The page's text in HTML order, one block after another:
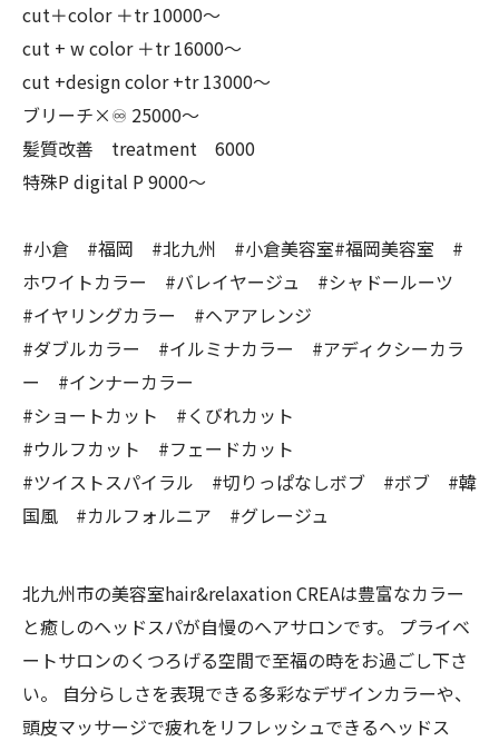
cut＋color ＋tr 10000〜
cut + w color ＋tr 16000〜
cut +design color +tr 13000〜
ブリーチ×♾ 25000〜
髪質改善 treatment 6000
特殊P digital P 9000〜
#小倉 #福岡 #北九州 #小倉美容室#福岡美容室 #
ホワイトカラー #バレイヤージュ #シャドールーツ
#イヤリングカラー #ヘアアレンジ
#ダブルカラー #イルミナカラー #アディクシーカラ
ー #インナーカラー
#ショートカット #くびれカット
#ウルフカット #フェードカット
#ツイストスパイラル #切りっぱなしボブ #ボブ #韓
国風 #カルフォルニア #グレージュ
北九州市の美容室hair&relaxation CREAは豊富なカラー
と癒しのヘッドスパが自慢のヘアサロンです。 プライベ
ートサロンのくつろげる空間で至福の時をお過ごし下さ
い。 自分らしさを表現できる多彩なデザインカラーや、
頭皮マッサージで疲れをリフレッシュできるヘッドス